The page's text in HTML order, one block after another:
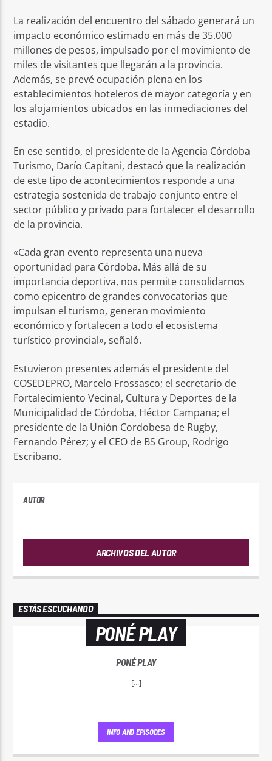
La realización del encuentro del sábado generará un
impacto económico estimado en más de 35.000
millones de pesos, impulsado por el movimiento de
miles de visitantes que llegarán a la provincia.
Además, se prevé ocupación plena en los
establecimientos hoteleros de mayor categoría y en
los alojamientos ubicados en las inmediaciones del
estadio.
En ese sentido, el presidente de la Agencia Córdoba
Turismo, Darío Capitani, destacó que la realización
de este tipo de acontecimientos responde a una
estrategia sostenida de trabajo conjunto entre el
sector público y privado para fortalecer el desarrollo
de la provincia.
«Cada gran evento representa una nueva
oportunidad para Córdoba. Más allá de su
importancia deportiva, nos permite consolidarnos
como epicentro de grandes convocatorias que
impulsan el turismo, generan movimiento
económico y fortalecen a todo el ecosistema
turístico provincial», señaló.
Estuvieron presentes además el presidente del
COSEDEPRO, Marcelo Frossasco; el secretario de
Fortalecimiento Vecinal, Cultura y Deportes de la
Municipalidad de Córdoba, Héctor Campana; el
presidente de la Unión Cordobesa de Rugby,
Fernando Pérez; y el CEO de BS Group, Rodrigo
Escribano.
AUTOR
ARCHIVOS DEL AUTOR
ESTÁS ESCUCHANDO
PONÉ PLAY
PONÉ PLAY
[...]
INFO AND EPISODES